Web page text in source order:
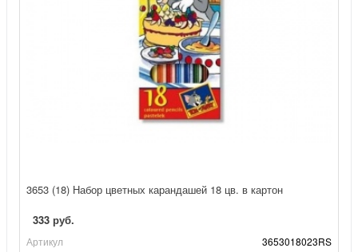
3653 (18) Набор цветных карандашей 18 цв. в картон
333 руб.
Артикул 3653018023RS